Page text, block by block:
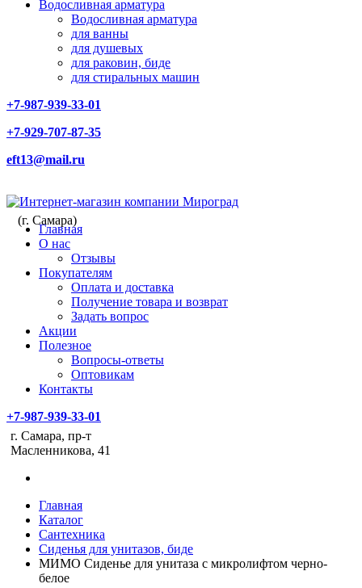
Водосливная арматура
Водосливная арматура
для ванны
для душевых
для раковин, биде
для стиральных машин
+7-987-939-33-01
+7-929-707-87-35
eft13@mail.ru
(г. Самара)
Главная
О нас
Отзывы
Покупателям
Оплата и доставка
Получение товара и возврат
Задать вопрос
Акции
Полезное
Вопросы-ответы
Оптовикам
Контакты
+7-987-939-33-01
г. Самара, пр-т
Масленникова, 41
Главная
Каталог
Сантехника
Сиденья для унитазов, биде
МИМО Сиденье для унитаза с микролифтом черно-
белое